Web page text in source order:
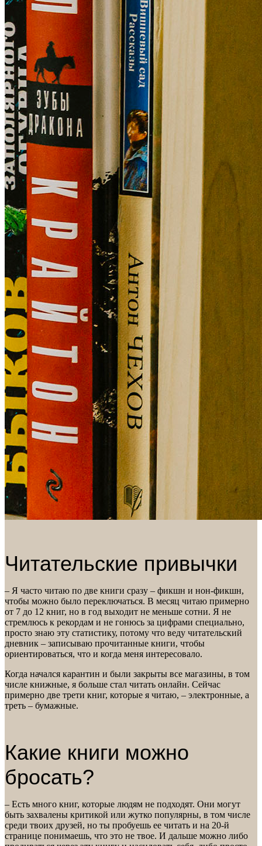
Читательские привычки
– Я часто читаю по две книги сразу – фикшн и нон-фикшн,
чтобы можно было переключаться. В месяц читаю примерно
от 7 до 12 книг, но в год выходит не меньше сотни. Я не
стремлюсь к рекордам и не гонюсь за цифрами специально,
просто знаю эту статистику, потому что веду читательский
дневник – записываю прочитанные книги, чтобы
ориентироваться, что и когда меня интересовало.
Когда начался карантин и были закрыты все магазины, в том
числе книжные, я больше стал читать онлайн. Сейчас
примерно две трети книг, которые я читаю, – электронные, а
треть – бумажные.
Какие книги можно
бросать?
– Есть много книг, которые людям не подходят. Они могут
быть захвалены критикой или жутко популярны, в том числе
среди твоих друзей, но ты пробуешь ее читать и на 20-й
странице понимаешь, что это не твое. И дальше можно либо